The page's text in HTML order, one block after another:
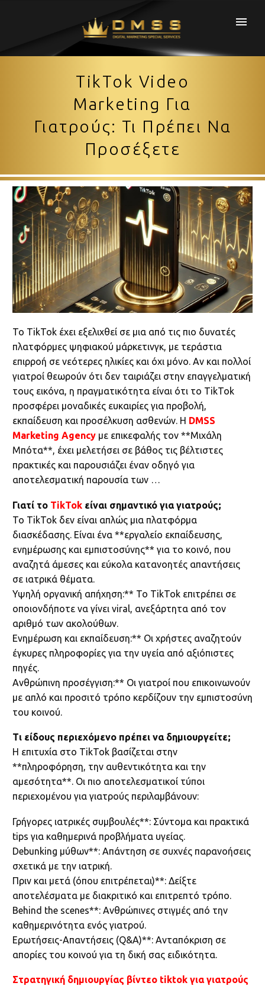
TikTok Video
Marketing Για
Γιατρούς: Τι Πρέπει Να
Προσέξετε
Το TikTok έχει εξελιχθεί σε μια από τις πιο δυνατές
πλατφόρμες ψηφιακού μάρκετινγκ, με τεράστια
επιρροή σε νεότερες ηλικίες και όχι μόνο. Αν και πολλοί
γιατροί θεωρούν ότι δεν ταιριάζει στην επαγγελματική
τους εικόνα, η πραγματικότητα είναι ότι το TikTok
προσφέρει μοναδικές ευκαιρίες για προβολή,
εκπαίδευση και προσέλκυση ασθενών. Η DMSS
Marketing Agency με επικεφαλής τον **Μιχάλη
Μπότα**, έχει μελετήσει σε βάθος τις βέλτιστες
πρακτικές και παρουσιάζει έναν οδηγό για
αποτελεσματική παρουσία των …
Γιατί το TikTok είναι σημαντικό για γιατρούς;
Το TikTok δεν είναι απλώς μια πλατφόρμα
διασκέδασης. Είναι ένα **εργαλείο εκπαίδευσης,
ενημέρωσης και εμπιστοσύνης** για το κοινό, που
αναζητά άμεσες και εύκολα κατανοητές απαντήσεις
σε ιατρικά θέματα.
Υψηλή οργανική απήχηση:** Το TikTok επιτρέπει σε
οποιονδήποτε να γίνει viral, ανεξάρτητα από τον
αριθμό των ακολούθων.
Ενημέρωση και εκπαίδευση:** Οι χρήστες αναζητούν
έγκυρες πληροφορίες για την υγεία από αξιόπιστες
πηγές.
Ανθρώπινη προσέγγιση:** Οι γιατροί που επικοινωνούν
με απλό και προσιτό τρόπο κερδίζουν την εμπιστοσύνη
του κοινού.
Τι είδους περιεχόμενο πρέπει να δημιουργείτε;
Η επιτυχία στο TikTok βασίζεται στην
**πληροφόρηση, την αυθεντικότητα και την
αμεσότητα**. Οι πιο αποτελεσματικοί τύποι
περιεχομένου για γιατρούς περιλαμβάνουν:
Γρήγορες ιατρικές συμβουλές**: Σύντομα και πρακτικά
tips για καθημερινά προβλήματα υγείας.
Debunking μύθων**: Απάντηση σε συχνές παρανοήσεις
σχετικά με την ιατρική.
Πριν και μετά (όπου επιτρέπεται)**: Δείξτε
αποτελέσματα με διακριτικό και επιτρεπτό τρόπο.
Behind the scenes**: Ανθρώπινες στιγμές από την
καθημερινότητα ενός γιατρού.
Ερωτήσεις-Απαντήσεις (Q&A)**: Ανταπόκριση σε
απορίες του κοινού για τη δική σας ειδικότητα.
Στρατηγική δημιουργίας βίντεο tiktok για γιατρούς